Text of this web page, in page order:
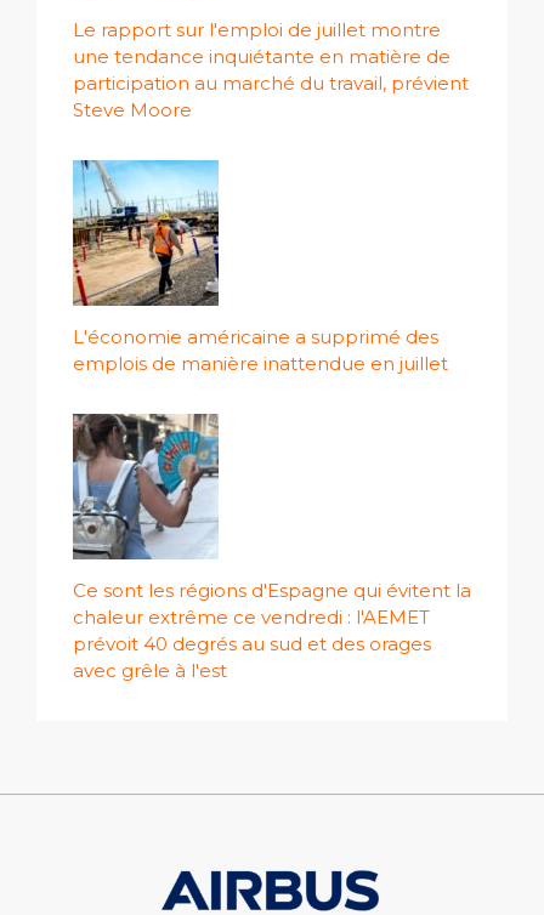
Le rapport sur l'emploi de juillet montre
une tendance inquiétante en matière de
participation au marché du travail, prévient
Steve Moore
L'économie américaine a supprimé des
emplois de manière inattendue en juillet
Ce sont les régions d'Espagne qui évitent la
chaleur extrême ce vendredi : l'AEMET
prévoit 40 degrés au sud et des orages
avec grêle à l'est